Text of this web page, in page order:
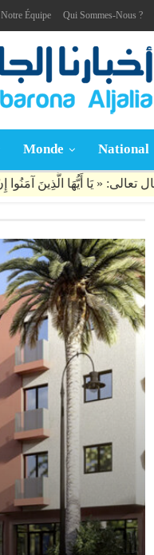
Notre Équipe Qui Sommes-Nous ?
Monde National